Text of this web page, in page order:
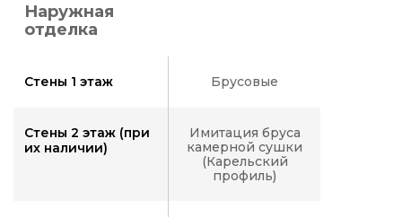
Наружная
отделка
Стены 1 этаж Брусовые
Стены 2 этаж (при
их наличии)
Имитация бруса
камерной сушки
(Карельский
профиль)